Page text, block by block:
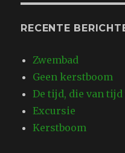
RECENTE
Zwembad
Geen kerstboom
De tijd, die van
Excursie
Kerstboom